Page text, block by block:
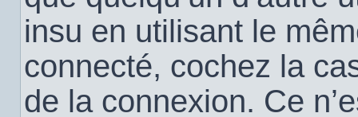
insu en utilisant le
connecté, cochez la
de la connexion. Ce